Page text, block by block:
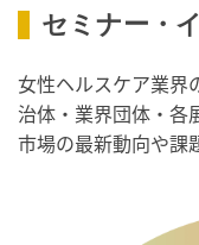
・骨盤臓器脱 克服の日
・がん征圧月間
・世界アルツハイマ
・健康増進普及月間
・職場の健康診断実施
セミナー・
女性ヘルスケア業界
治体・業界団体・各
市場の最新動向や課